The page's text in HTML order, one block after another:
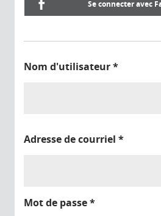
Se connecter avec
Nom d'utilisateur*
Adresse de courriel *
Mot de passe*